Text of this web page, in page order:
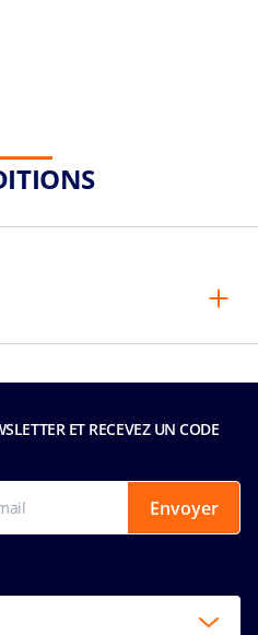
ET RECEVEZ UN CODE
Envoyer